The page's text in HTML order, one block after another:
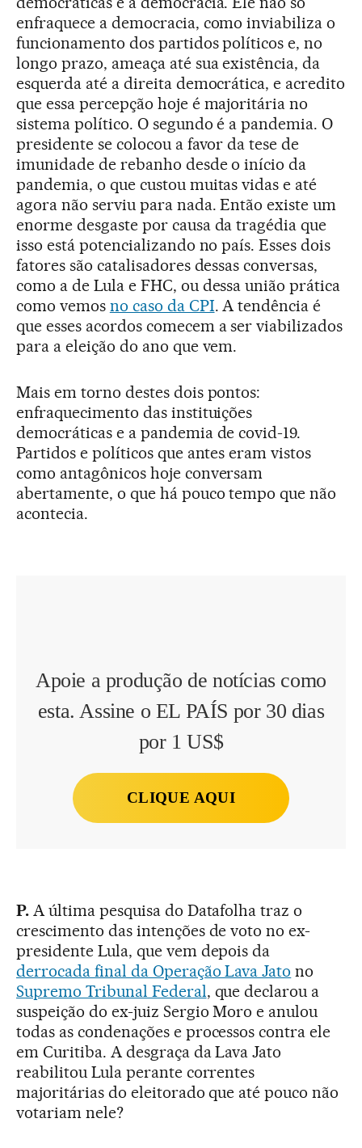
enfraquece a democracia, como inviabiliza o
funcionamento dos partidos políticos e, no
longo prazo, ameaça até sua existência, da
esquerda até a direita democrática, e acredito
que essa percepção hoje é majoritária no
sistema político. O segundo é a pandemia. O
presidente se colocou a favor da tese de
imunidade de rebanho desde o início da
pandemia, o que custou muitas vidas e até
agora não serviu para nada. Então existe um
enorme desgaste por causa da tragédia que
isso está potencializando no país. Esses dois
fatores são catalisadores dessas conversas,
como a de Lula e FHC, ou dessa união prática
como vemos no caso da CPI. A tendência é
que esses acordos comecem a ser viabilizados
para a eleição do ano que vem.
Mais em torno destes dois pontos:
enfraquecimento das instituições
democráticas e a pandemia de covid-19.
Partidos e políticos que antes eram vistos
como antagônicos hoje conversam
abertamente, o que há pouco tempo que não
acontecia.
Apoie a produção de notícias como
esta. Assine o EL PAÍS por 30 dias
por 1 US$
CLIQUE AQUI
P.A última pesquisa do Datafolha traz o
crescimento das intenções de voto no ex-
presidente Lula, que vem depois da
derrocada final da Operação Lava Jato no
Supremo Tribunal Federal, que declarou a
suspeição do ex-juiz Sergio Moro e anulou
todas as condenações e processos contra ele
em Curitiba. A desgraça da Lava Jato
reabilitou Lula perante correntes
majoritárias do eleitorado que até pouco não
votariam nele?